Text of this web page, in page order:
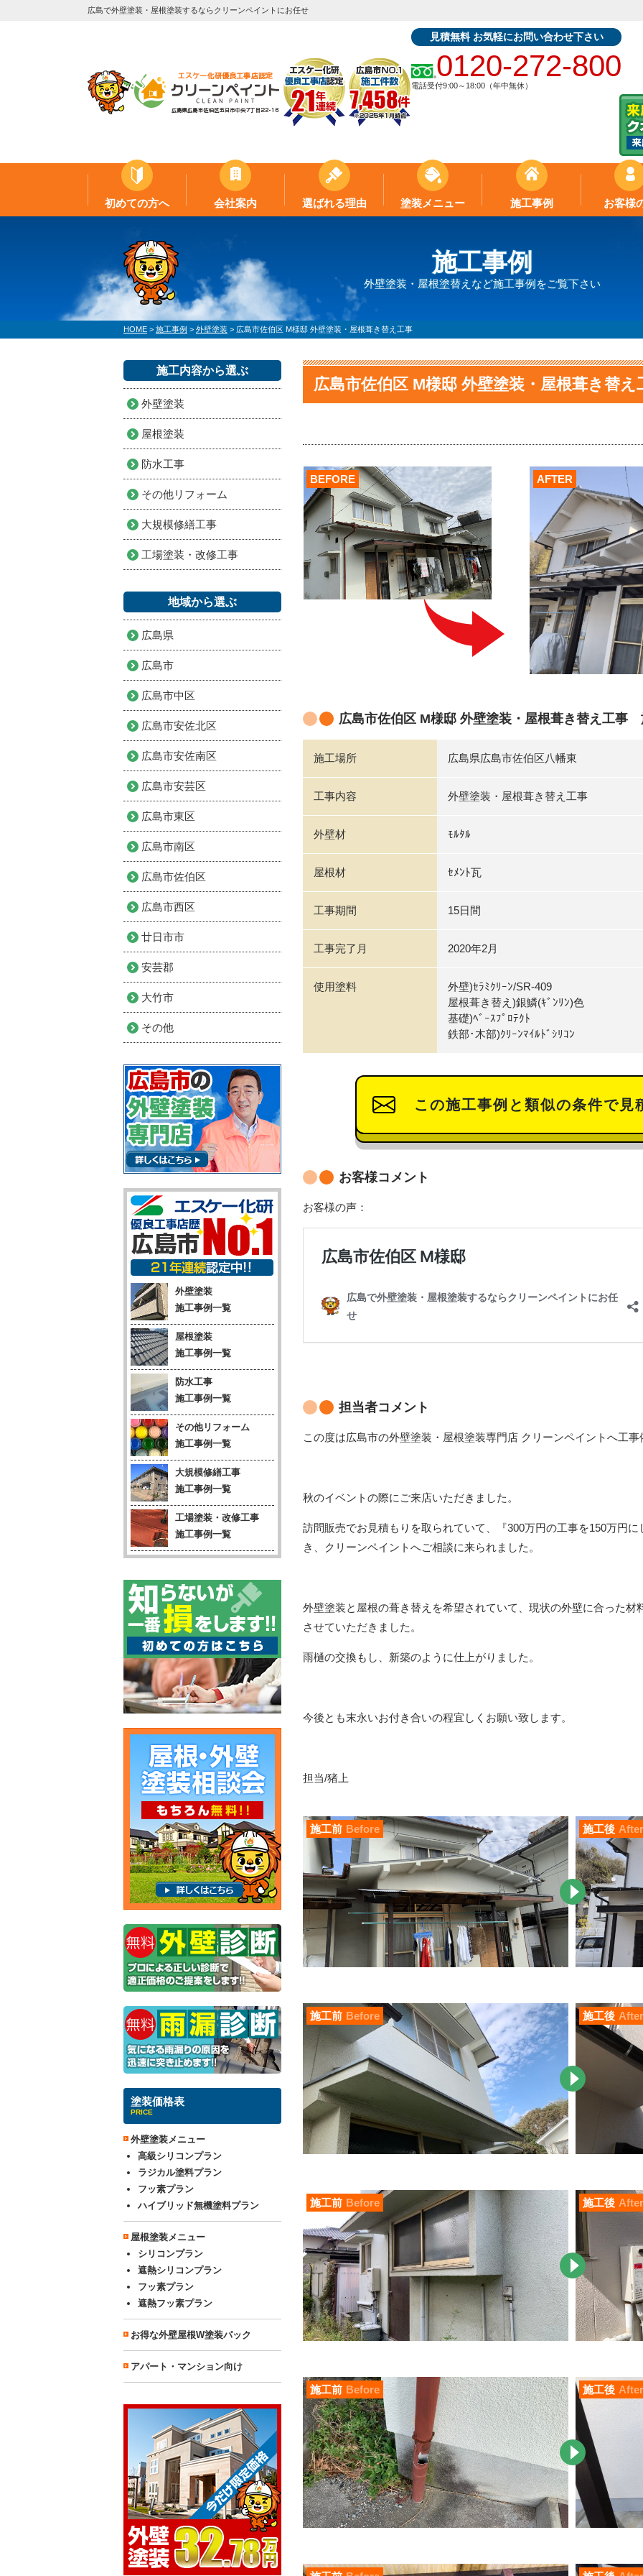
広島で外壁塗装・屋根塗装するならクリーンペイントにお任せ
見積無料 お気軽にお問い合わせ下さい
0120-272-800
電話受付9:00～18:00（年中無休）
初めての方へ 会社案内 選ばれる理由 塗装メニュー 施工事例 お客様
施工事例
外壁塗装・屋根塗替えなど施工事例をご覧下さい
HOME > 施工事例 > 外壁塗装 > 広島市佐伯区 M様邸 外壁塗装・屋根葺き替え工事
広島市佐伯区 M様邸 外壁塗装・屋根葺き替え
AFTER
BEFORE
広島市佐伯区 M様邸 外壁塗装・屋根葺き替え工事
施工場所 広島県広島市佐伯区八幡東
工事内容 外壁塗装・屋根葺き替え工事
外壁材 ﾓﾙﾀﾙ
屋根材 ｾﾒﾝﾄ瓦
工事期間 15日間
工事完了月 2020年2月
使用塗料
外壁)ｾﾗﾐｸﾘｰﾝ/SR-409
屋根葺き替え)銀鱗(ｷﾞﾝﾘﾝ)色
基礎)ﾍﾞｰｽﾌﾟﾛﾃｸﾄ
鉄部･木部)ｸﾘｰﾝﾏｲﾙﾄﾞｼﾘｺﾝ
この施工事例と類似の条件で見
お客様コメント
お客様の声：
担当者コメント
この度は広島市の外壁塗装・屋根塗装専門店 クリーンペイントへ工
秋のイベントの際にご来店いただきました。
訪問販売でお見積もりを取られていて、『300万円の工事を150万円
き、クリーンペイントへご相談に来られました。
外壁塗装と屋根の葺き替えを希望されていて、現状の外壁に合った
させていただきました。
雨樋の交換もし、新築のように仕上がりました。
今後とも末永いお付き合いの程宜しくお願い致します。
担当/猪上
施工前 Before 施工後 After
施工前 Before 施工後 After
施工前 Before 施工後 After
施工前 Before 施工後 After
施工内容から選ぶ
外壁塗装
屋根塗装
防水工事
その他リフォーム
大規模修繕工事
工場塗装・改修工事
地域から選ぶ
広島県
広島市
広島市中区
広島市安佐北区
広島市安佐南区
広島市安芸区
広島市東区
広島市南区
広島市佐伯区
広島市西区
廿日市市
安芸郡
大竹市
その他
外壁塗装
施工事例一覧
屋根塗装
施工事例一覧
防水工事
施工事例一覧
その他リフォーム
施工事例一覧
大規模修繕工事
施工事例一覧
工場塗装・改修工事
施工事例一覧
塗装価格表
PRICE
外壁塗装メニュー
高級シリコンプラン
ラジカル塗料プラン
フッ素プラン
ハイブリッド無機塗料プラン
屋根塗装メニュー
シリコンプラン
遮熱シリコンプラン
フッ素プラン
遮熱フッ素プラン
お得な外壁屋根W塗装パック
アパート・マンション向け